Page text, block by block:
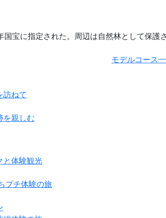
宝に指定された。周辺は自然林として保護
モデルコース
訪ねて
を親しむ
と体験観光
プチ体験の旅